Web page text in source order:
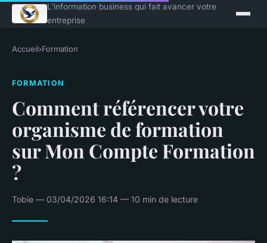
L'information business qui fait avancer votre
entreprise
Accueil›Formation
FORMATION
Comment référencer votre
organisme de formation
sur Mon Compte Formation
?
Tobie — 03/04/2026 16:14 — 10 min de lecture